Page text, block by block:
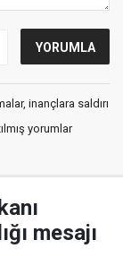
inançlara saldırı
yorumlar
mesajı